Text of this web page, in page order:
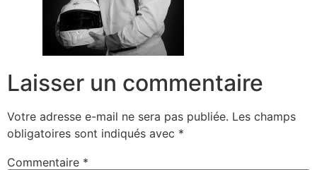
Laisser un commentaire
Votre adresse e-mail ne sera pas publiée. Les champs
obligatoires sont indiqués avec *
Commentaire *